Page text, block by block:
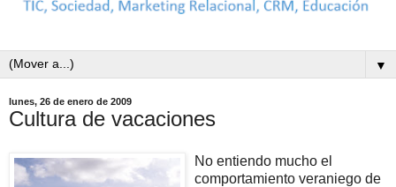
▼
lunes, 26 de enero de 2009
Cultura de vacaciones
No entiendo mucho el
comportamiento veraniego de